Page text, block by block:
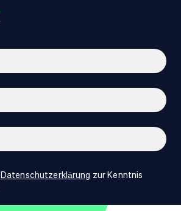
Datenschutzerklärung zur Kenntnis